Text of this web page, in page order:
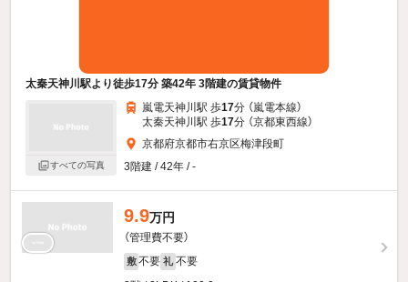
太秦天神川駅より徒歩17分 築42年 3階建の賃貸物件
すべての写真
嵐電天神川駅 歩17分 （嵐電本線）
太秦天神川駅 歩17分 （京都東西線）
京都府京都市右京区梅津段町
3階建 / 42年 / -
9.9万円
（管理費不要）
敷 不要 礼 不要